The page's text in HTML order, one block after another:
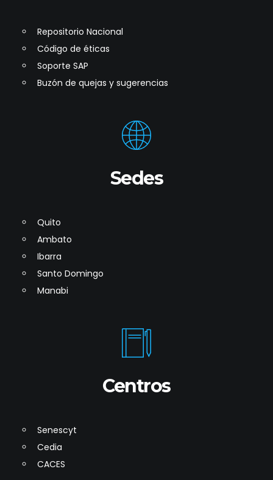
Repositorio Nacional
Código de éticas
Soporte SAP
Buzón de quejas y sugerencias
Sedes
Quito
Ambato
Ibarra
Santo Domingo
Manabi
Centros
Senescyt
Cedia
CACES